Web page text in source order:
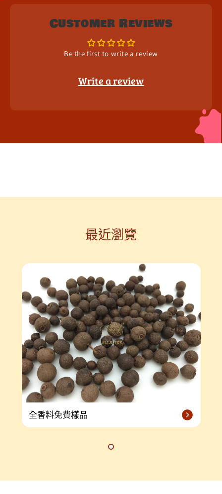
Customer Reviews
Be the first to write a review
Write a review
最近瀏覽
全香料免費樣品